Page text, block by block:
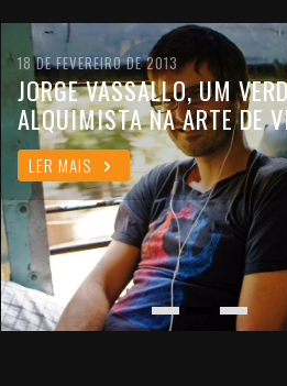
18 DE FEVEREIRO DE 2013
JORGE VASSALLO, UM
ALQUIMISTA NA ARTE DE
LER MAIS